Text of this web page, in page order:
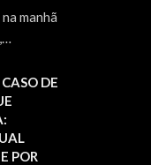
manhã
DE
POR